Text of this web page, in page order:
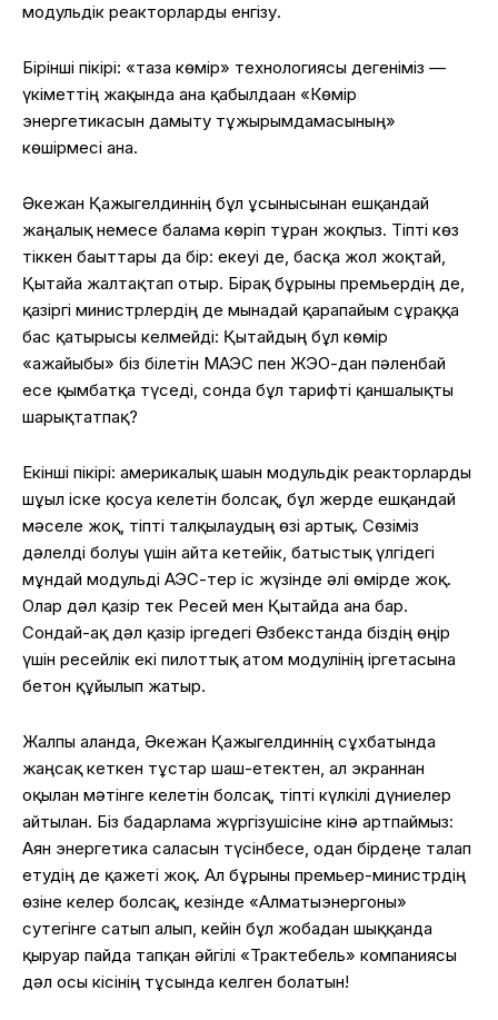
модульдік реакторларды енгізу.
Бірінші пікірі: «таза көмір» технологиясы дегеніміз —
үкіметтің жақында ғана қабылдаған «Көмір
энергетикасын дамыту тұжырымдамасының»
көшірмесі ғана.
Әкежан Қажыгелдиннің бұл ұсынысынан ешқандай
жаңалық немесе балама көріп тұрған жоқпыз. Тіпті көз
тіккен бағыттары да бір: екеуі де, басқа жол жоқтай,
Қытайға жалтақтап отыр. Бірақ бұрынғы премьердің де,
қазіргі министрлердің де мынадай қарапайым сұраққа
бас қатырғысы келмейді: Қытайдың бұл көмір
«ғажайыбы» біз білетін МАЭС пен ЖЭО-дан пәленбай
есе қымбатқа түседі, сонда бұл тарифті қаншалықты
шарықтатпақ?
Екінші пікірі: америкалық шағын модульдік реакторларды
шұғыл іске қосуға келетін болсақ, бұл жерде ешқандай
мәселе жоқ, тіпті талқылаудың өзі артық. Сөзіміз
дәлелді болуы үшін айта кетейік, батыстық үлгідегі
мұндай модульді АЭС-тер іс жүзінде әлі өмірде жоқ.
Олар дәл қазір тек Ресей мен Қытайда ғана бар.
Сондай-ақ дәл қазір іргедегі Өзбекстанда біздің өңір
үшін ресейлік екі пилоттық атом модулінің іргетасына
бетон құйылып жатыр.
Жалпы алғанда, Әкежан Қажыгелдиннің сұхбатында
жаңсақ кеткен тұстар шаш-етектен, ал экраннан
оқылған мәтінге келетін болсақ, тіпті күлкілі дүниелер
айтылған. Біз бағдарлама жүргізушісіне кінә артпаймыз:
Аян энергетика саласын түсінбесе, одан бірдеңе талап
етудің де қажеті жоқ. Ал бұрынғы премьер-министрдің
өзіне келер болсақ, кезінде «Алматыэнергоны»
сутегінге сатып алып, кейін бұл жобадан шыққанда
қыруар пайда тапқан әйгілі «Трактебель» компаниясы
дәл осы кісінің тұсында келген болатын!